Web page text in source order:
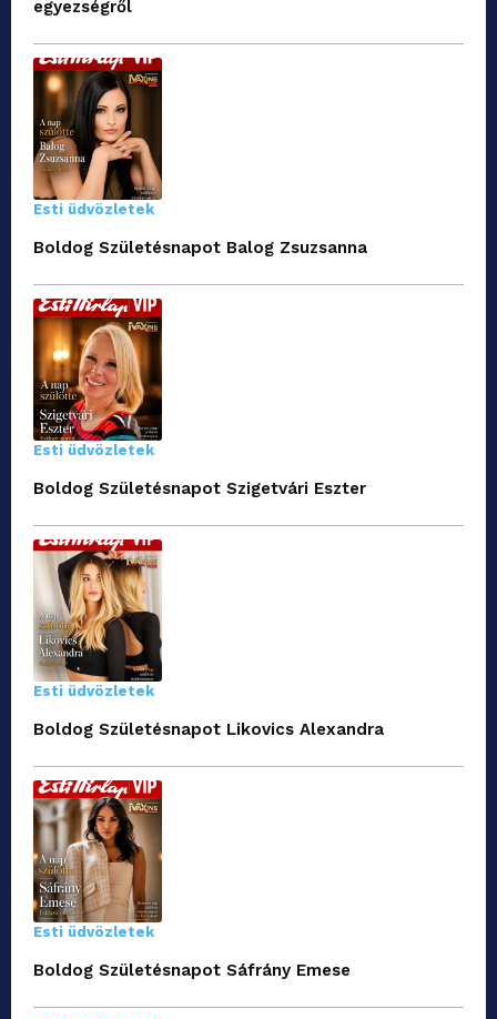
egyezségről
Esti üdvözletek
Boldog Születésnapot Balog Zsuzsanna
Esti üdvözletek
Boldog Születésnapot Szigetvári Eszter
Esti üdvözletek
Boldog Születésnapot Likovics Alexandra
Esti üdvözletek
Boldog Születésnapot Sáfrány Emese